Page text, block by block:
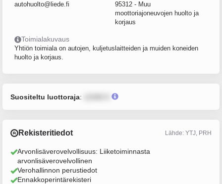
autohuolto@liede.fi
95312 - Muu
moottoriajoneuvojen huolto ja
korjaus
Toimialakuvaus
Yhtiön toimiala on autojen, kuljetuslaitteiden ja muiden koneiden
huolto ja korjaus.
Suositeltu luottoraja:
Rekisteritiedot Lähde: YTJ, PRH
Arvonlisäverovelvollisuus: Liiketoiminnasta
arvonlisäverovelvollinen
Verohallinnon perustiedot
Ennakkoperintärekisteri